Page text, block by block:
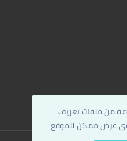
من ملفات تعريف
عرض ممكن للموقع